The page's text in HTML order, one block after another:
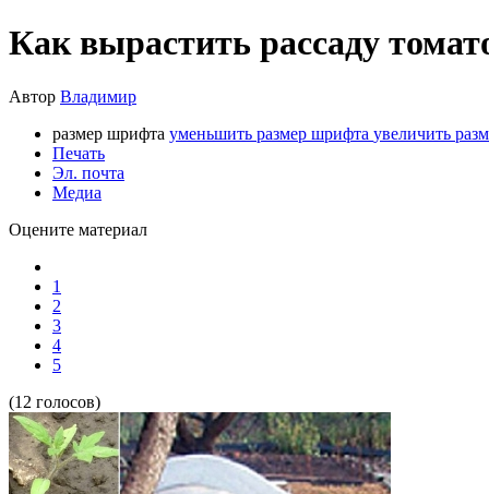
Как вырастить рассаду
Автор Владимир
размер шрифта уменьшить размер шрифта увеличить
Печать
Эл. почта
Медиа
Оцените материал
1
2
3
4
5
(12 голосов)